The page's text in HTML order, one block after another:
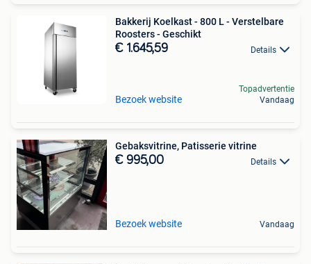
Bakkerij Koelkast - 800 L - Verstelbare
Roosters - Geschikt
€ 1.645,59 Details
Bezoek website
Topadvertentie
Vandaag
Gebaksvitrine, Patisserie vitrine
€ 995,00 Details
Bezoek website Vandaag